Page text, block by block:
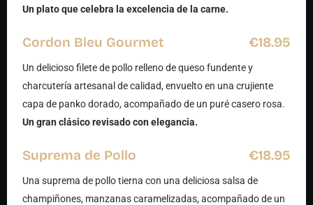
Un plato que celebra la excelencia de la carne.
Cordon Bleu Gourmet €18.95
Un delicioso filete de pollo relleno de queso fundente y
charcutería artesanal de calidad, envuelto en una crujiente
capa de panko dorado, acompañado de un puré casero rosa.
Un gran clásico revisado con elegancia.
Suprema de Pollo €18.95
Una suprema de pollo tierna con una deliciosa salsa de
champiñones, manzanas caramelizadas, acompañado de un